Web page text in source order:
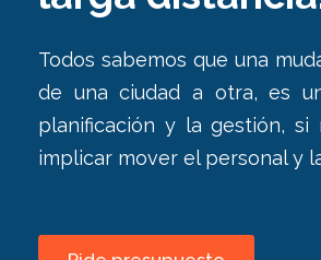
Todos sabemos que una
de una ciudad a otra, es
planificación y la gestión,
implicar mover el personal y